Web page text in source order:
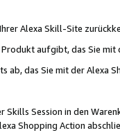
Alexa Skill-Site
aufgibt, das Sie mit
ab, das Sie mit der Alexa
Session in den
Shopping Action